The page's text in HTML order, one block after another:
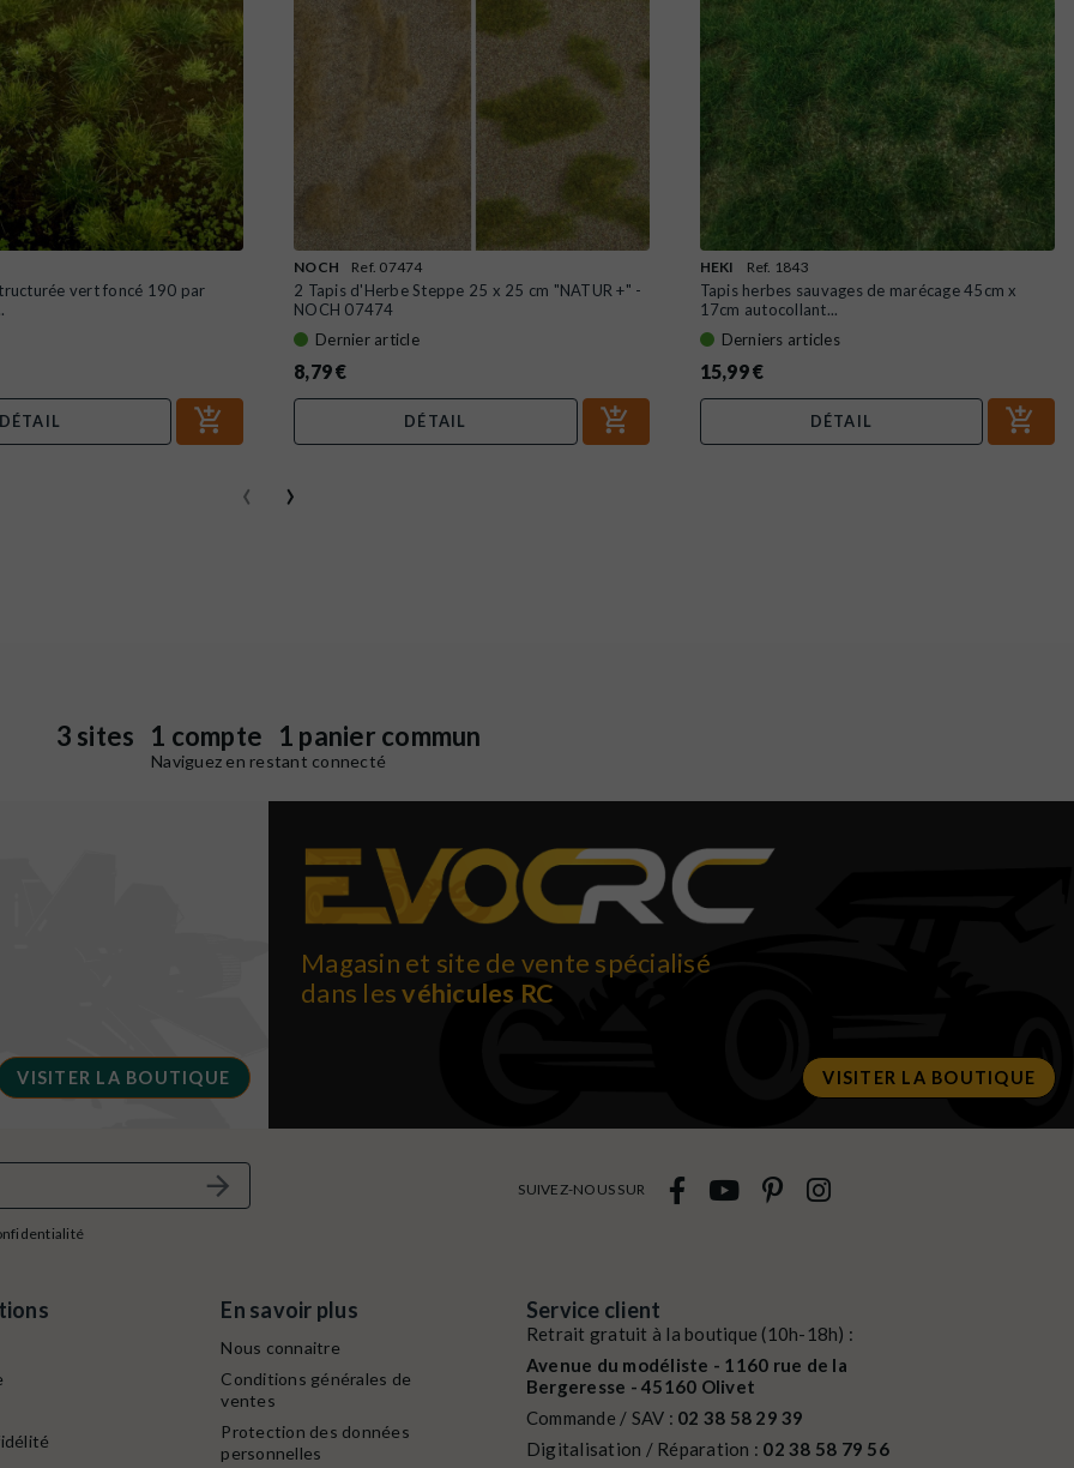
vert foncé 190 par
DÉTAIL
NOCH Ref. 07474
2 Tapis d'Herbe Steppe 25 x 25 cm "NATUR +" -
NOCH 07474
Dernier article
8,79 €
DÉTAIL
HEKI Ref. 1843
Tapis herbes sauvages de marécage 45cm x
17cm autocollant...
Derniers articles
15,99 €
DÉTAIL
‹ ›
3 sites 1 compte 1 panier commun
Naviguez en restant connecté
VISITER LA BOUTIQUE
Magasin et site de vente spécialisé
dans lesvéhicules RC
VISITER LA BOUTIQUE
SUIVEZ-NOUS SUR
En savoir plus
Nous connaitre
Conditions générales de
ventes
Protection des données
personnelles
Service client
Retrait gratuit à la boutique (10h-18h) :
Avenue du modéliste - 1160 rue de la
Bergeresse - 45160 Olivet
Commande / SAV : 02 38 58 29 39
Digitalisation / Réparation : 02 38 58 79 56